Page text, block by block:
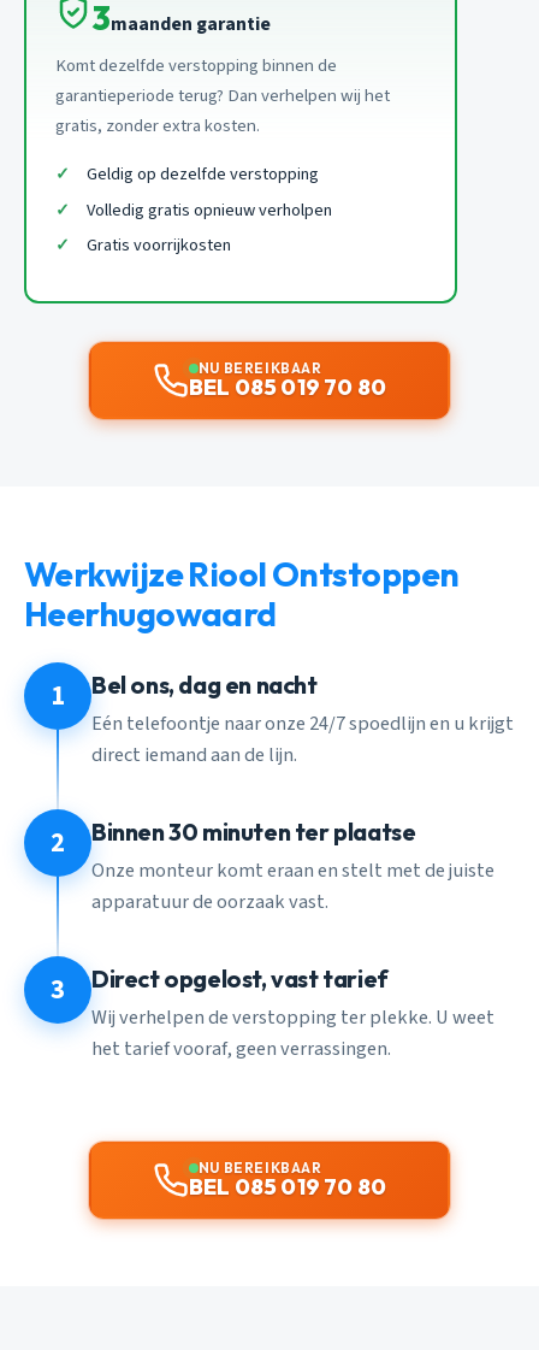
3maanden garantie
Komt dezelfde verstopping binnen de
garantieperiode terug? Dan verhelpen wij het
gratis, zonder extra kosten.
Geldig op dezelfde verstopping
Volledig gratis opnieuw verholpen
Gratis voorrijkosten
NU BEREIKBAAR
BEL 085 019 70 80
Werkwijze Riool Ontstoppen
Heerhugowaard
1 Bel ons, dag en nacht
Eén telefoontje naar onze 24/7 spoedlijn en u krijgt
direct iemand aan de lijn.
2 Binnen 30 minuten ter plaatse
Onze monteur komt eraan en stelt met de juiste
apparatuur de oorzaak vast.
3 Direct opgelost, vast tarief
Wij verhelpen de verstopping ter plekke. U weet
het tarief vooraf, geen verrassingen.
NU BEREIKBAAR
BEL 085 019 70 80